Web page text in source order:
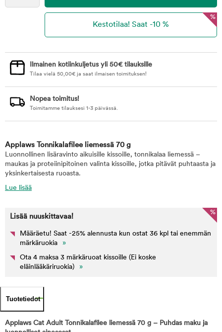
%
Ilmainen kotiinkuljetus yli 50€ tilauksille
Tilaa vielä 50,00€ ja saat ilmaisen toimituksen!
Nopea toimitus!
Toimitamme tilauksesi 1-3 päivässä.
Applaws Tonnikalafilee liemessä 70 g
Luonnollinen lisäravinto aikuisille kissoille, tonnikalaa liemessä –
maukas ja proteiinipitoinen valinta kissoille, jotka pitävät puhtaasta ja
yksinkertaisesta ruoasta.
Lue lisää
%
Lisää nuuskittavaa!
Määräetu! Saat -25% alennusta kun ostat 36 kpl tai enemmän
märkäruokia
»
Ota 4 maksa 3 märkäruoat kissoille (Ei koske
eläinlääkäriruokia)
»
Tuotetiedot
Applaws Cat Adult Tonnikalafilee liemessä 70 g – Puhdas maku ja